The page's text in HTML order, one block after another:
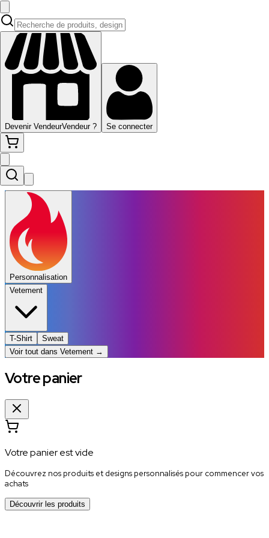
Devenir VendeurVendeur ? Se connecter
Personnalisation
Vetement
T-Shirt
Sweat
Voir tout dans Vetement →
Votre panier
Votre panier est vide
Découvrez nos produits et designs personnalisés pour commencer vos
achats
Découvrir les produits